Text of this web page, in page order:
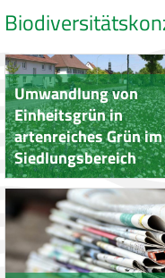
Umwandlung von
Einheitsgrün in
artenreiches Grün im
Siedlungsbereich